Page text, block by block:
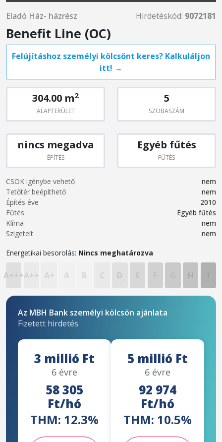
Eladó Ház- házrész Hirdetéskód: 9072181
Benefit Line (OC)
Felújításhoz személyi kölcsönt keres? Kalkuláljon
itt! →
304.00 m2
ALAPTERÜLET
5
SZOBASZÁM
nincs megadva
ÉPÍTÉS
Egyéb fűtés
FŰTÉS
CSOK igénybe vehető
nem
Tetőtér beépíthető
nem
Építés éve
2010
Fűtés
Egyéb fűtés
Klíma
nem
Szigetelt
nem
Energetikai besorolás: Nincs meghatározva
A+++A++ A+ A B C D
Az MBH Bank személyi kölcsön ajánlata
Fizetett hirdetés
3 millió Ft
6 évre
58 305
Ft/hó
THM: 12.3%
5 millió Ft
6 évre
92 974
Ft/hó
THM: 10.5%